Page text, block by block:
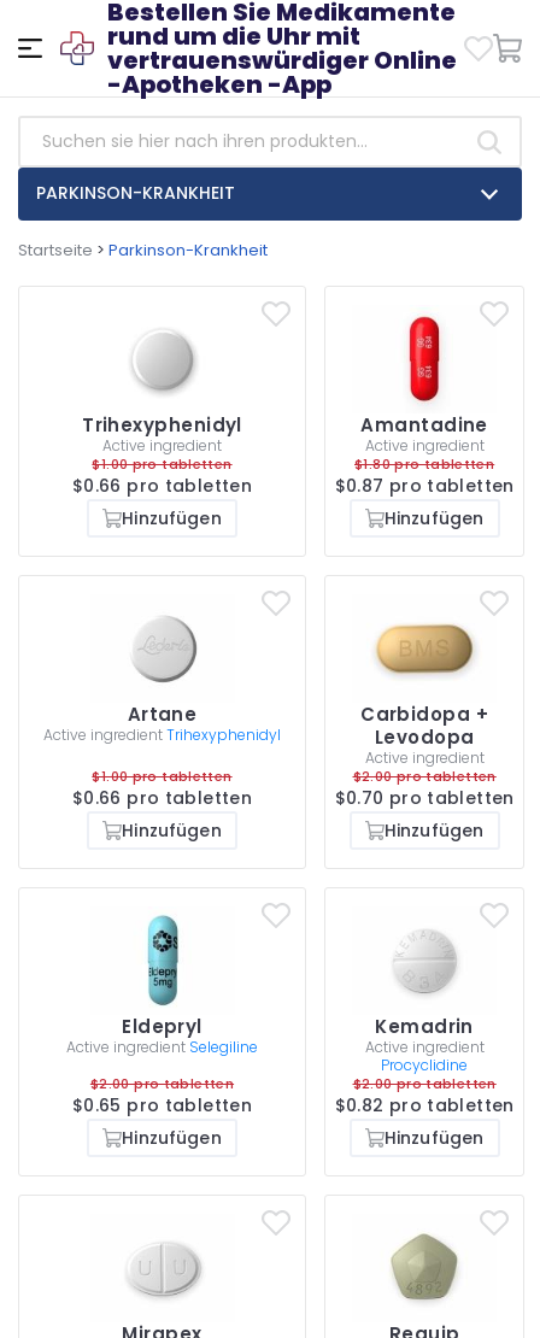
Bestellen Sie Medikamente
rund um die Uhr mit
vertrauenswürdiger Online
-Apotheken -App
PARKINSON-KRANKHEIT
Startseite > Parkinson-Krankheit
Trihexyphenidyl
Active ingredient
$1.00 pro tabletten
$0.66 pro tabletten
Hinzufügen
Amantadine
Active ingredient
$1.80 pro tabletten
$0.87 pro tabletten
Hinzufügen
Artane
Active ingredientTrihexyphenidyl
$1.00 pro tabletten
$0.66 pro tabletten
Hinzufügen
Carbidopa +
Levodopa
Active ingredient
$2.00 pro tabletten
$0.70 pro tabletten
Hinzufügen
Eldepryl
Active ingredient Selegiline
$2.00 pro tabletten
$0.65 pro tabletten
Hinzufügen
Kemadrin
Active ingredient
Procyclidine
$2.00 pro tabletten
$0.82 pro tabletten
Hinzufügen